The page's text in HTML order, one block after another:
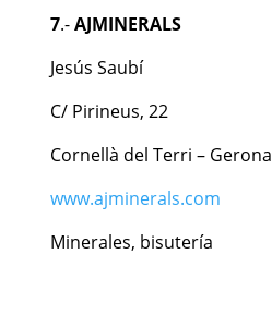
7.-AJMINERALS
Jesús Saubí
C/ Pirineus, 22
Cornellà del Terri – Gerona
www.ajminerals.com
Minerales, bisutería